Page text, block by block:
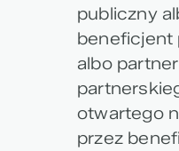
publiczny
beneficjent
albo
otwartego
przez